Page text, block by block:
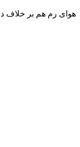
هوای رم هم بر خلاف